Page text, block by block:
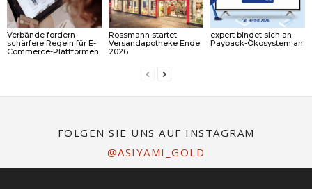
Verbände fordern
schärfere Regeln für E-
Commerce-Plattformen
Rossmann startet
Versandapotheke Ende
2026
expert bindet sich an
Payback-Ökosystem an
FOLGEN SIE UNS AUF INSTAGRAM
@ASIYAMI_GOLD